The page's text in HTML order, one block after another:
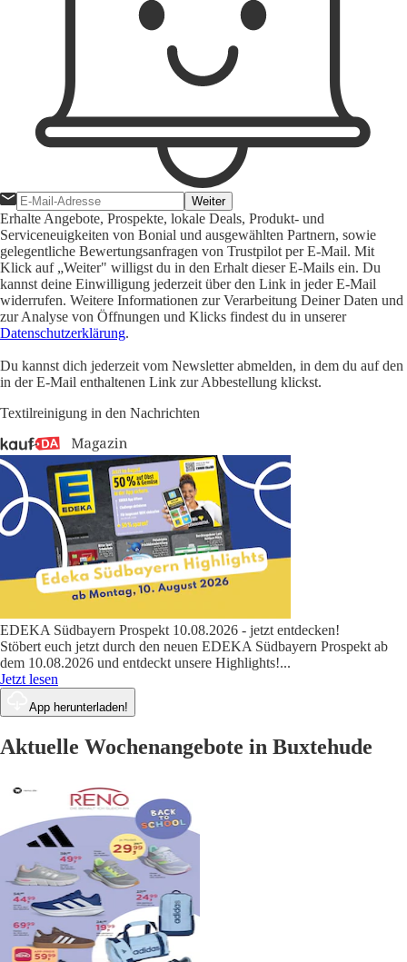
Weiter
Erhalte Angebote, Prospekte, lokale Deals, Produkt- und
Serviceneuigkeiten von Bonial und ausgewählten Partnern, sowie
gelegentliche Bewertungsanfragen von Trustpilot per E-Mail. Mit
Klick auf „Weiter" willigst du in den Erhalt dieser E-Mails ein. Du
kannst deine Einwilligung jederzeit über den Link in jeder E-Mail
widerrufen. Weitere Informationen zur Verarbeitung Deiner Daten und
zur Analyse von Öffnungen und Klicks findest du in unserer
Datenschutzerklärung.
Du kannst dich jederzeit vom Newsletter abmelden, in dem du auf den
in der E-Mail enthaltenen Link zur Abbestellung klickst.
Textilreinigung in den Nachrichten
EDEKA Südbayern Prospekt 10.08.2026 - jetzt entdecken!
Stöbert euch jetzt durch den neuen EDEKA Südbayern Prospekt ab
dem 10.08.2026 und entdeckt unsere Highlights!...
Jetzt lesen
App herunterladen!
Aktuelle Wochenangebote in Buxtehude